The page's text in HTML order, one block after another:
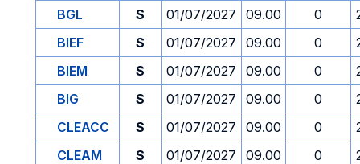
BGL S 01/07/2027 09.00 0
BIEF
S 01/07/2027 09.00 0
BIEM
S 01/07/2027 09.00 0
BIG
S 01/07/2027 09.00 0
CLEACC
S 01/07/2027 09.00 0
CLEAM
S 01/07/2027 09.00 0